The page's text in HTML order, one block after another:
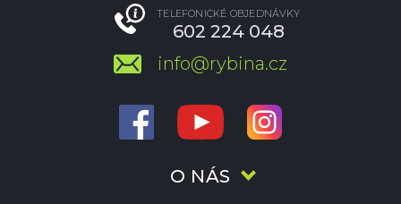
O NÁS
TELEFONICKÉ OBJEDNÁVKY
602 224 048
info@rybina.cz